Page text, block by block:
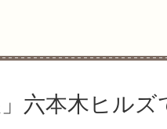
六本木ヒルズ